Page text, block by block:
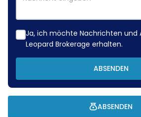
Ja, ich möchte Nachrichten und
Leopard Brokerage erhalten.
ABSENDEN
ABSENDEN